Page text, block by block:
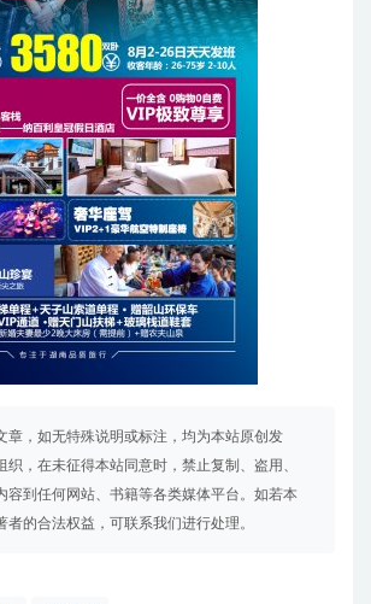
章，如无特殊说明或标注，均为本站原创发
织，在未征得本站同意时，禁止复制、盗用、
容到任何网站、书籍等各类媒体平台。如若本
者的合法权益，可联系我们进行处理。